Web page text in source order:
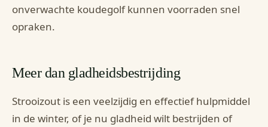
onverwachte koudegolf kunnen voorraden snel
opraken.
Meer dan gladheidsbestrijding
Strooizout is een veelzijdig en effectief hulpmiddel
in de winter, of je nu gladheid wilt bestrijden of